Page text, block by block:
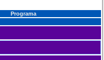
Programa